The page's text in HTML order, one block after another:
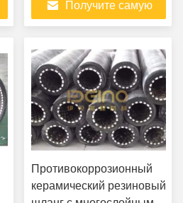
слоямиПолучите самую
Противокоррозионный
керамический резиновый